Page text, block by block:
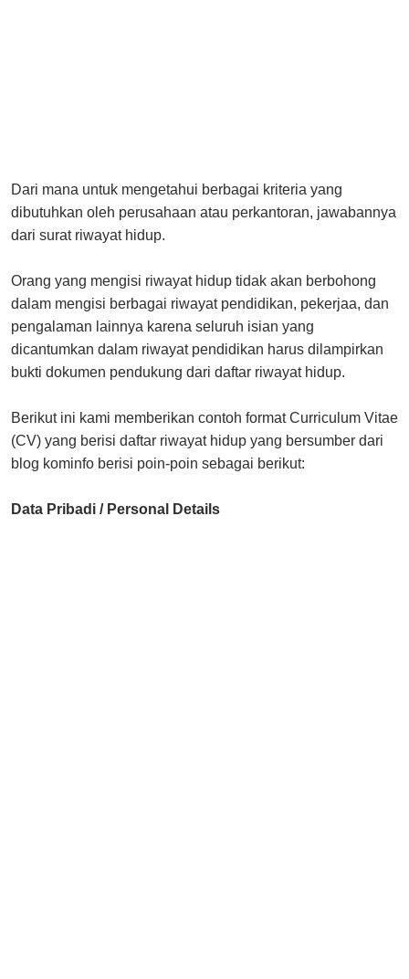
Dari mana untuk mengetahui berbagai kriteria yang
dibutuhkan oleh perusahaan atau perkantoran, jawabannya
dari surat riwayat hidup.
Orang yang mengisi riwayat hidup tidak akan berbohong
dalam mengisi berbagai riwayat pendidikan, pekerjaa, dan
pengalaman lainnya karena seluruh isian yang
dicantumkan dalam riwayat pendidikan harus dilampirkan
bukti dokumen pendukung dari daftar riwayat hidup.
Berikut ini kami memberikan contoh format Curriculum Vitae
(CV) yang berisi daftar riwayat hidup yang bersumber dari
blog kominfo berisi poin-poin sebagai berikut:
Data Pribadi / Personal Details